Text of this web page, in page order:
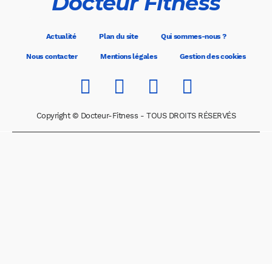
Actualité Plan du site Qui sommes-nous ?
Nous contacter Mentions légales Gestion des cookies
Copyright © Docteur-Fitness - TOUS DROITS RÉSERVÉS